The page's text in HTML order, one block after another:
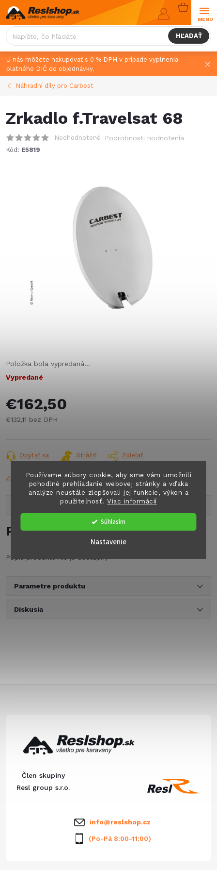
Používame súbory cookie, aby sme vám umožnili
pohodlné prehliadanie webovej stránky a vďaka
analýze neustále zlepšovali jej funkcie, výkon a
použiteľnosť.Viac informácií
Súhlasím
Nastavenie
Prejsť
na
obsah
HĽADAŤ
KOŠÍK
U nás môžete nakupovať s 0 % DPH v prípade vyplnenia
platného DIČ do objednávky.
Náhradní díly pro Carbest
Zrkadlo f.Travelsat 68
Neohodnotené Podrobnosti hodnotenia
Kód: E5819
Položka bola vypredaná…
Vypredané
€162,50
€132,11 bez DPH
Opýtať sa Strážiť Zdieľať
Značka:n.a.
Popis produktu
Podrobný popis
Popis produktu nie je dostupný
Parametre produktu
Diskusia
Člen skupiny
Resl group s.r.o.
info@reslshop.cz
(Po-Pá 8:00-11:00)